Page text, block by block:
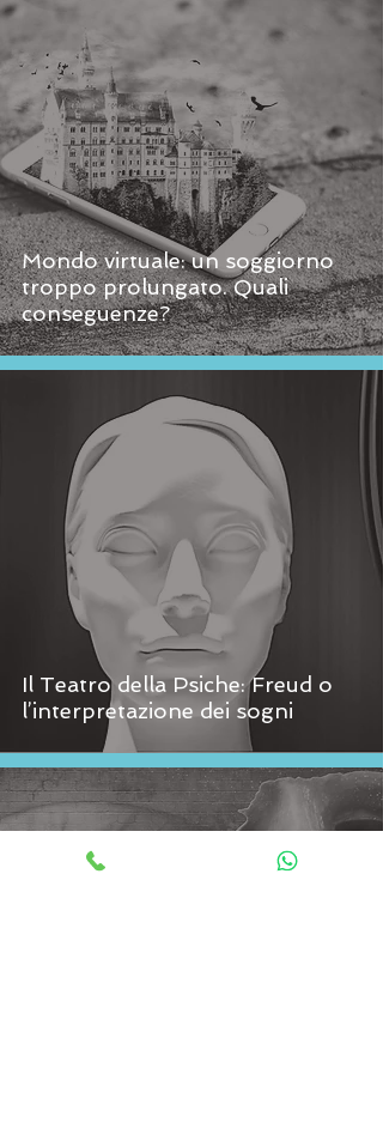
Mondo virtuale: un soggiorno
troppo prolungato. Quali
conseguenze?
Il Teatro della Psiche: Freud o
l’interpretazione dei sogni